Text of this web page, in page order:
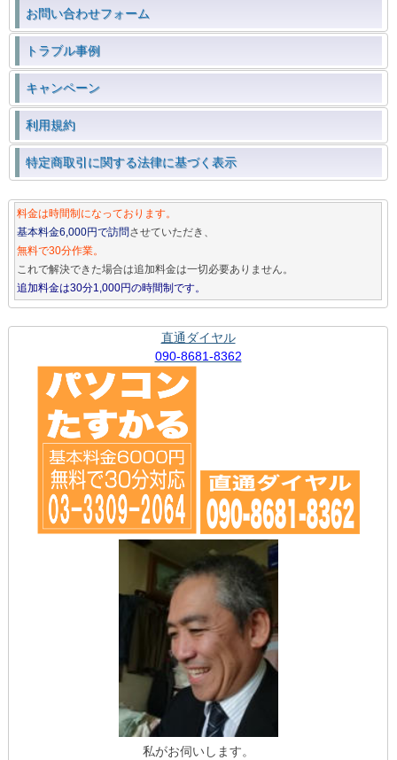
お問い合わせフォーム
トラブル事例
キャンペーン
利用規約
特定商取引に関する法律に基づく表示
料金は時間制になっております。
基本料金6,000円で訪問させていただき、
無料で30分作業。
これで解決できた場合は追加料金は一切必要ありません。
追加料金は30分1,000円の時間制です。
直通ダイヤル
090-8681-8362
私がお伺いします。